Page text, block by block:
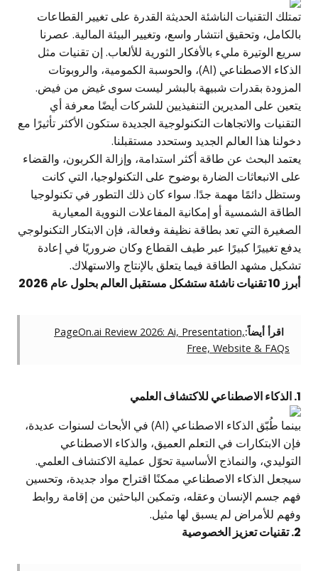
تمتلك التقنيات الناشئة الحديثة القدرة على تغيير القطاعات
بالكامل، وتحقيق انتشار واسع، وتغيير البيئة المالية. عصرنا
سريع الوتيرة مليء بالأفكار الثورية للألعاب. إن تقنيات مثل
الذكاء الاصطناعي (AI)، والحوسبة الكمومية، والروبوتات
المزودة بقدرات شبيهة بالبشر ليست سوى غيض من فيض.
يتعين على المديرين التنفيذيين للشركات أيضًا معرفة أي
التقنيات والاتجاهات التكنولوجية الجديدة ستكون الأكثر تأثيرًا مع
دخولنا هذا العالم الجديد وستحدد مستقبلنا.
يعتمد البحث عن طاقة أكثر استدامة، وإزالة الكربون، والقضاء
على الانبعاثات الضارة بوضوح على التكنولوجيا، التي كانت
وستظل دائمًا مهمة جدًا. سواء كان ذلك التطور في تكنولوجيا
الطاقة الشمسية أو إمكانية المفاعلات النووية المعيارية
الصغيرة التي تعد بطاقة نظيفة وفعالة، فإن الابتكار التكنولوجي
يدفع تغييرًا كبيرًا عبر طيف القطاع وكان ضروريًا في إعادة
تشكيل مشهد الطاقة فيما يتعلق بالإنتاج والاستهلاك.
أبرز 10 تقنيات ناشئة ستشكل مستقبل العالم بحلول عام 2026
اقرأ أيضاً:PageOn.ai Review 2026: Ai, Presentation,
Free, Website & FAQs
1. الذكاء الاصطناعي للاكتشاف العلمي
بينما طُبّق الذكاء الاصطناعي (AI) في الأبحاث لسنوات عديدة،
فإن الابتكارات في التعلم العميق، والذكاء الاصطناعي
التوليدي، والنماذج الأساسية تحوّل عملية الاكتشاف العلمي.
سيجعل الذكاء الاصطناعي ممكنًا اقتراح مواد جديدة، وتحسين
فهم جسم الإنسان وعقله، وتمكين الباحثين من إقامة روابط
وفهم للأمراض لم يسبق لها مثيل.
2. تقنيات تعزيز الخصوصية